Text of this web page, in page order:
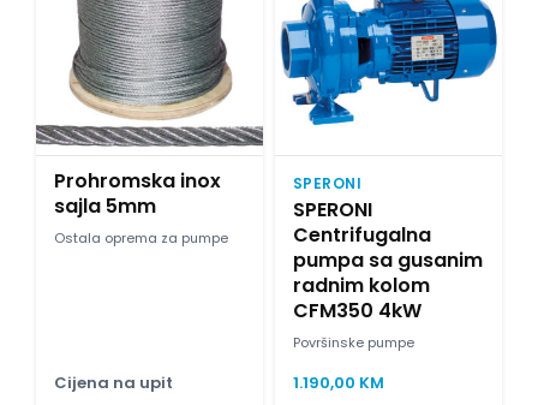
Prohromska inox
sajla 5mm
Ostala oprema za pumpe
Cijena na upit
SPERONI
SPERONI
Centrifugalna
pumpa sa gusanim
radnim kolom
CFM350 4kW
Površinske pumpe
1.190,00 KM